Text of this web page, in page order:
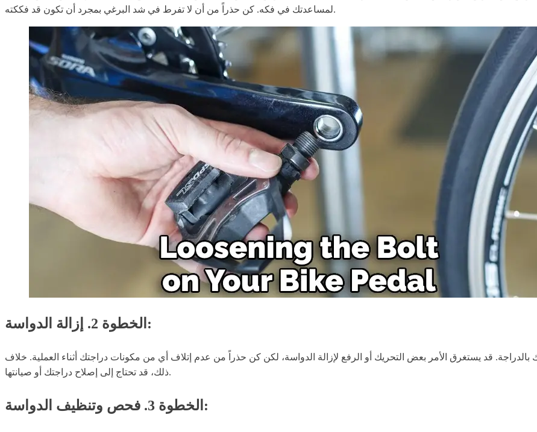
لمساعدتك في فكه. كن حذراً من أن لا تفرط في شد البرغي بمجرد أن تكون قد فككته.
الخطوة 2. إزالة الدواسة:
قد يستغرق الأمر بعض التحريك أو الرفع لإزالة الدواسة، لكن كن حذراً من عدم إتلاف أي من مكونات دراجتك أثناء العملية. خلاف
ذلك، قد تحتاج إلى إصلاح دراجتك أو صيانتها.
الخطوة 3. فحص وتنظيف الدواسة: